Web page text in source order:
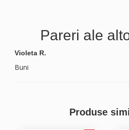
Pareri ale
Violeta R.
Buni
Produse